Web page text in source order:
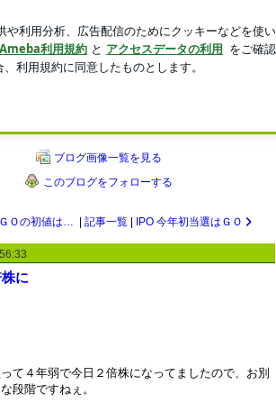
析・企業分析
ブログ画像一覧を見る
このブログをフォローする
ＩＰＯ ＧＯの初値は２９１０円、公開価格を２１．３％上回る・・・シーラの優待は概ね予想通り 記事一覧 IPO 今年初当選はＧＯ
に
て４年弱で今日２倍株になってましたので、お別
段階ですねぇ。